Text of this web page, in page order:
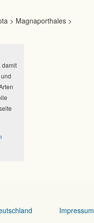
> Magnaporthales >
damit
Impressum